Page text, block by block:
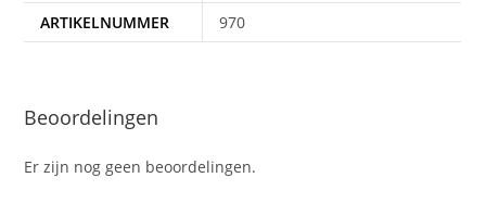
ARTIKELNUMMER
970
Beoordelingen
Er zijn nog geen beoordelingen.